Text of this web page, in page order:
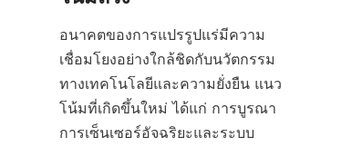
อนาคตของการแปรรูปแร่มีความ
เชื่อมโยงอย่างใกล้ชิดกับนวัตกรรม
ทางเทคโนโลยีและความยั่งยืน แนว
โน้มที่เกิดขึ้นใหม่ ได้แก่ การบูรณา
การเซ็นเซอร์อัจฉริยะและระบบ